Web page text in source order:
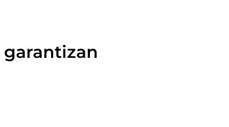
garantizan